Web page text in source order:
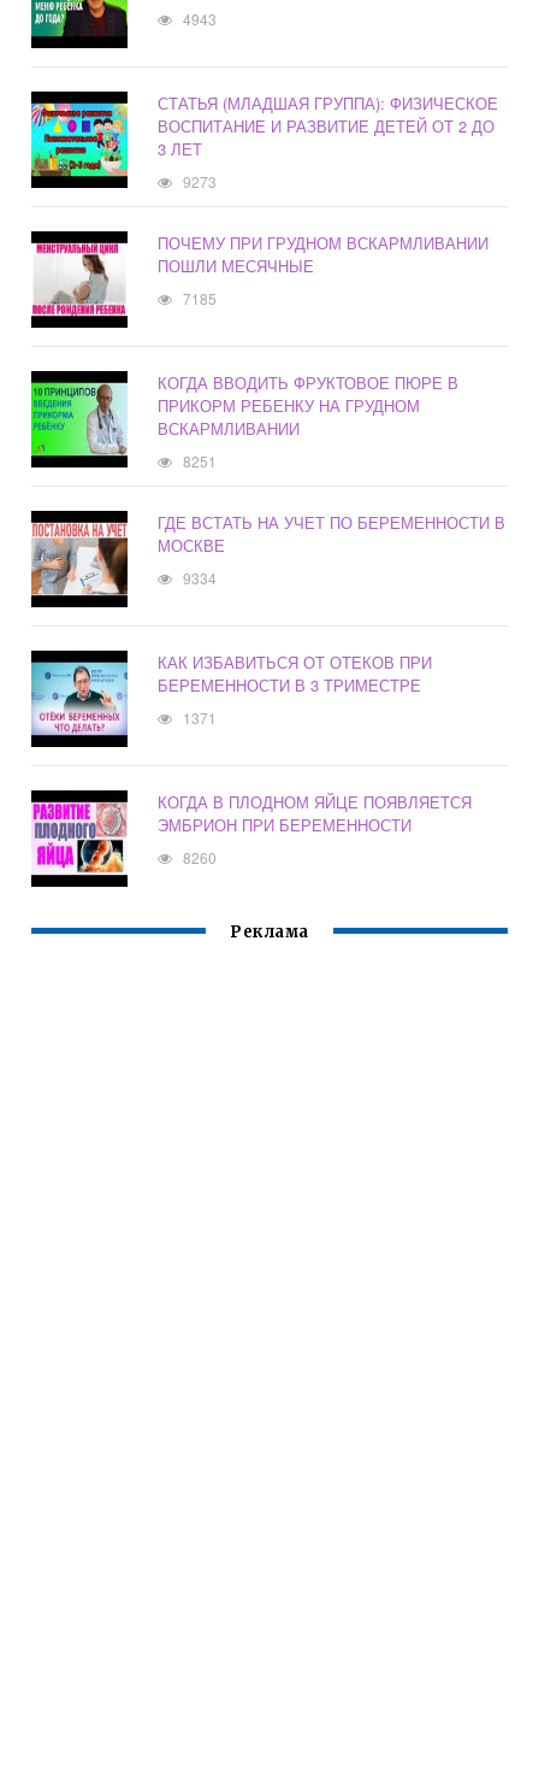
4943
СТАТЬЯ (МЛАДШАЯ ГРУППА): ФИЗИЧЕСКОЕ
ВОСПИТАНИЕ И РАЗВИТИЕ ДЕТЕЙ ОТ 2 ДО
3 ЛЕТ
9273
ПОЧЕМУ ПРИ ГРУДНОМ ВСКАРМЛИВАНИИ
ПОШЛИ МЕСЯЧНЫЕ
7185
КОГДА ВВОДИТЬ ФРУКТОВОЕ ПЮРЕ В
ПРИКОРМ РЕБЕНКУ НА ГРУДНОМ
ВСКАРМЛИВАНИИ
8251
ГДЕ ВСТАТЬ НА УЧЕТ ПО БЕРЕМЕННОСТИ В
МОСКВЕ
9334
КАК ИЗБАВИТЬСЯ ОТ ОТЕКОВ ПРИ
БЕРЕМЕННОСТИ В 3 ТРИМЕСТРЕ
1371
КОГДА В ПЛОДНОМ ЯЙЦЕ ПОЯВЛЯЕТСЯ
ЭМБРИОН ПРИ БЕРЕМЕННОСТИ
8260
Реклама